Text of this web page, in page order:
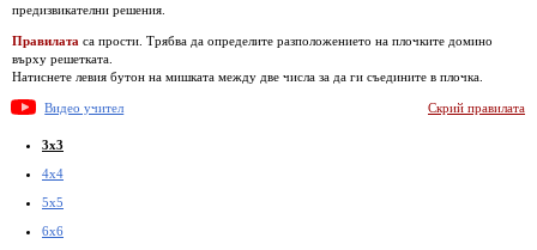
предизвикателни решения.
Правилата са прости. Трябва да определите разположението на плочките домино
върху решетката.
Натиснете левия бутон на мишката между две числа за да ги съедините в плочка.
Видео учител Скрий правилата
3x3
4x4
5x5
6x6